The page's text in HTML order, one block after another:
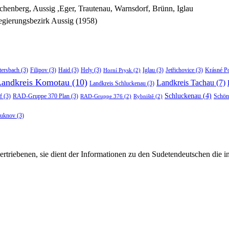
Aussig ,Eger, Trautenau, Warnsdorf, Brünn, Iglau
Aussig (1958)
(3) Filipov (3) Haid (3) Hely (3) Horní Prysk (2) Iglau (3) Jetřichovice (3) Krásné
Komotau (10) Landkreis Schluckenau (3) Landkreis Tachau (7)
(3) RAD-Gruppe 370 Plan (3) RAD-Gruppe 376 (2) Rybniště (2) Schluckenau (4)
(3)
sie dient der Informationen zu den Sudetendeutschen die